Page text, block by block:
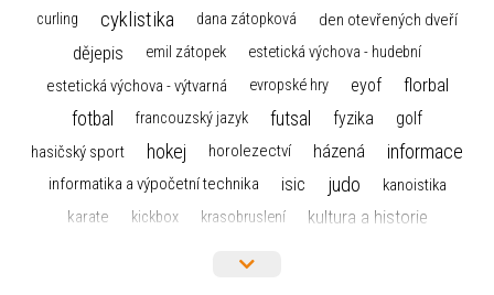
curling cyklistika dana zátopková den otevřených dveří
dějepis emil zátopek estetická výchova - hudební
estetická výchova - výtvarná evropské hry eyof florbal
fotbal francouzský jazyk futsal fyzika golf
hasičský sport hokej horolezectví házená informace
informatika a výpočetní technika isic judo
kanoistika
karate
kickbox krasobruslení
kultura a historie